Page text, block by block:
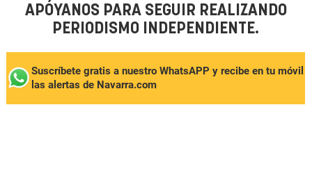
APÓYANOS PARA SEGUIR REALIZANDO
PERIODISMO INDEPENDIENTE.
Suscríbete gratis a nuestro WhatsAPP y recibe en tu móvil
las alertas de Navarra.com